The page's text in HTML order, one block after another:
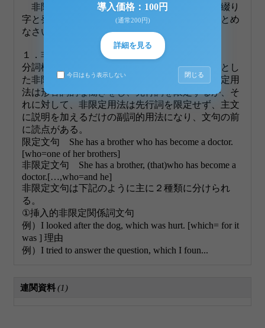
非限定文句の用例を使った分詞構文の導入や綴り
字と発音の間の基本法則についての指導法をまとめ
なさい。
１．非限定文句の用例を使った分詞構文の導入
分詞構文の導入にあたって、文の主語を先行詞とし
た非限定関係詞文句の用例の理解が役立つ。限定用
法は形容詞的な働きをし、先行詞を限定するが、そ
れに対して、非限定用法は先行詞を限定せず、主文
に説明を加えるだけの副詞的用法になり、文句の前
に読点がある。
限定文句 She has a brother who has become a doctor.
[who=one of her brothers]
非限定文句 She has a brother, (that)who has become a
doctor.[…,who=and he]
非限定文句は下記のように主に２種類に分けられ
る。
①挿入的非限定関係詞文句
例）I looked after the dog, which was hurt. [which= for it
was ] 理由
例）I tried to answer the question, which I foun...
連関資料(1)
導入価格：100円
(通常200円)
詳細を見る
今日はもう表示しない 閉じる